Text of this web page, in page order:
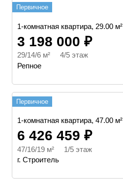
Первичное
1-комнатная квартира, 29.00 м²
3 198 000 ₽
29/14/6 м² 4/5 этаж
Репное
Первичное
1-комнатная квартира, 47.00 м²
6 426 459 ₽
47/16/19 м² 1/5 этаж
г. Строитель